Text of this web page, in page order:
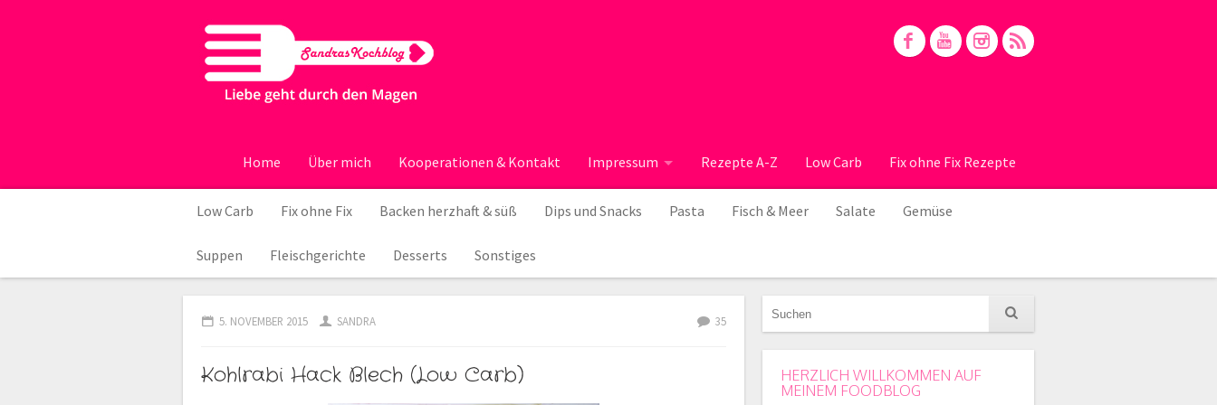
Home Über mich Kooperationen & Kontakt Impressum Rezepte A-Z Low Carb Fix ohne Fix Rezepte
Low Carb Fix ohne Fix Backen herzhaft & süß Dips und Snacks Pasta Fisch & Meer Salate Gemüse
Suppen Fleischgerichte Desserts Sonstiges
5. NOVEMBER 2015 SANDRA 35
Kohlrabi Hack Blech (Low Carb)
HERZLICH WILLKOMMEN AUF
MEINEM FOODBLOG